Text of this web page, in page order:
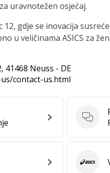
uravnotežen osjećaj.
12, gdje se inovacija
u veličinama ASICS za
41468 Neuss - DE
contact-us.html
ASICS